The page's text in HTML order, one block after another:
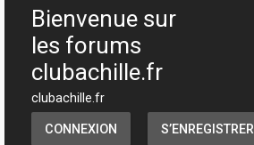
Bienvenue sur
les forums
clubachille.fr
clubachille.fr
CONNEXION S’ENREGISTRER